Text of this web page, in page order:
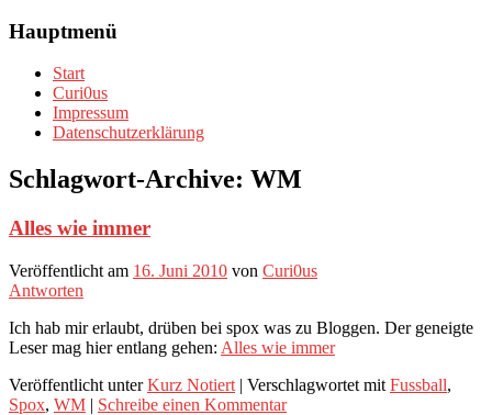
Hauptmenü
Start
Curi0us
Impressum
Datenschutzerklärung
Schlagwort-Archive: WM
Alles wie immer
Veröffentlicht am 16. Juni 2010 von Curi0us
Antworten
Ich hab mir erlaubt, drüben bei spox was zu Bloggen. Der geneigte
Leser mag hier entlang gehen: Alles wie immer
Veröffentlicht unter Kurz Notiert | Verschlagwortet mit Fussball,
Spox, WM | Schreibe einen Kommentar